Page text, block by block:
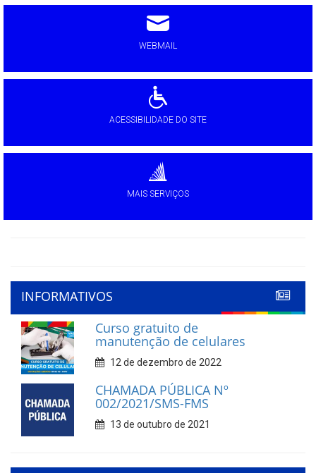
WEBMAIL
ACESSIBILIDADE DO SITE
MAIS SERVIÇOS
INFORMATIVOS
Curso gratuito de
manutenção de celulares
12 de dezembro de 2022
CHAMADA PÚBLICA Nº
002/2021/SMS-FMS
13 de outubro de 2021